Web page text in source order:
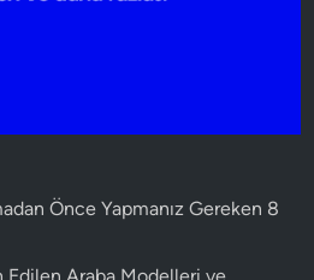
Önce Yapmanız Gereken 8
Edilen Araba Modelleri ve